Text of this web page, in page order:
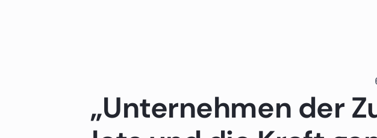
„Unternehmen der